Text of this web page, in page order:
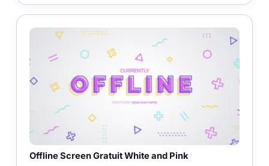
Offline Screen Gratuit White and Pink